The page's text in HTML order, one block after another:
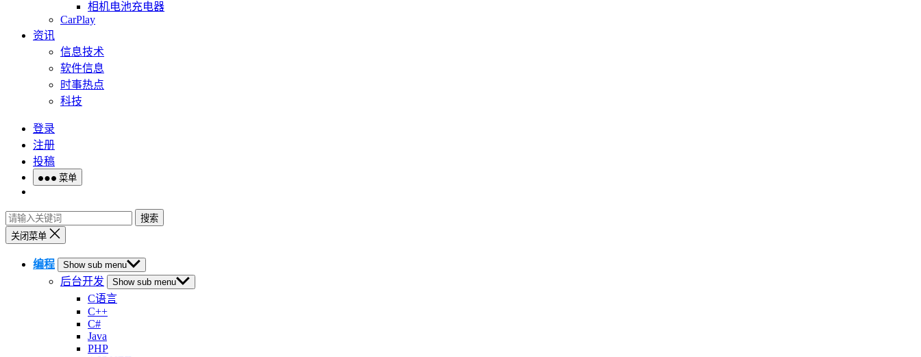
相机电池充电器
CarPlay
资讯
信息技术
软件信息
时事热点
科技
登录
注册
投稿
菜单
搜索
关闭菜单
编程 Show sub menu
后台开发 Show sub menu
C语言
C++
C#
Java
PHP